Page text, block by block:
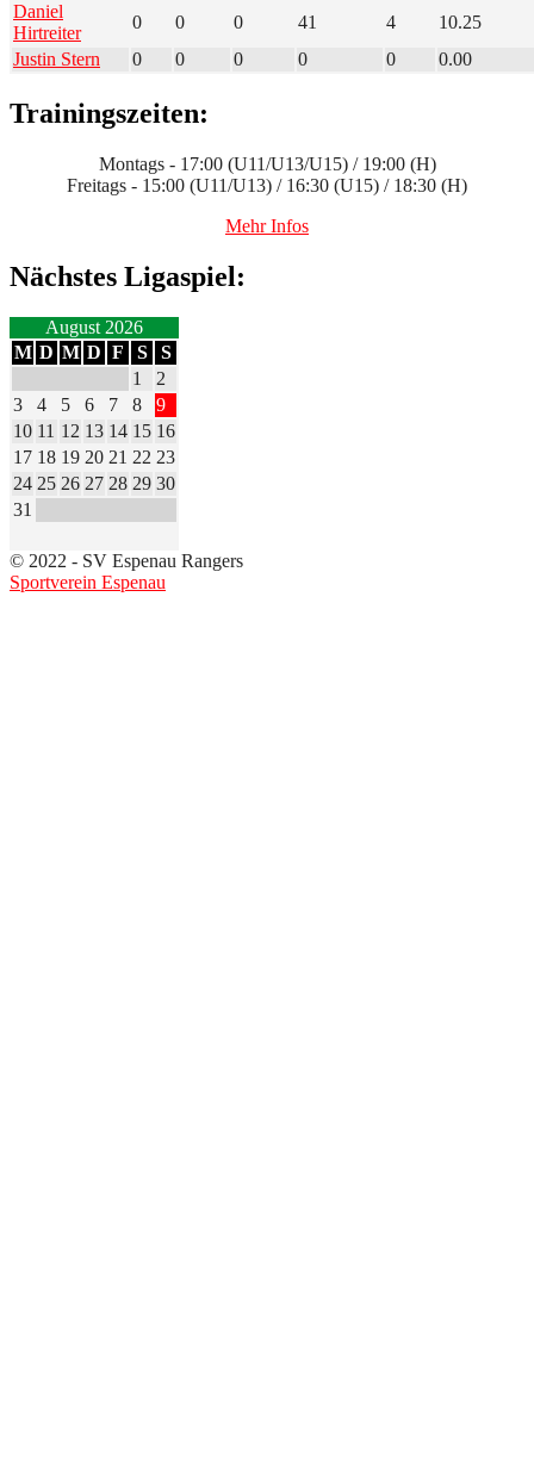
Daniel
Hirtreiter
0 0 0 41 4
10.25
Justin Stern
0 0 0 0 0 0.00
Trainingszeiten:
Montags - 17:00 (U11/U13/U15) / 19:00 (H)
Freitags - 15:00 (U11/U13) / 16:30 (U15) / 18:30 (H)
Mehr Infos
Nächstes Ligaspiel:
August 2026
M D M D F S
S
1
2
3
4 5 6 7 8
9
10 11 12 13 14 15 16
17 18 19 20 21 22 23
24 25 26 27 28 29 30
31
© 2022 - SV Espenau Rangers
Sportverein Espenau